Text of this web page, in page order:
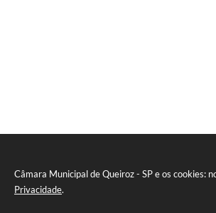
Câmara Municipal de Queiroz - SP e os cookies:
Privacidade.